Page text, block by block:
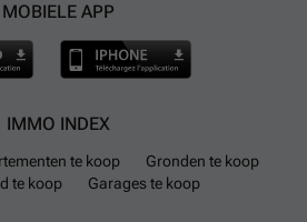
MOBIELE APP
IMMO INDEX
te koop
Gronden te koop
te koop
Garages te koop